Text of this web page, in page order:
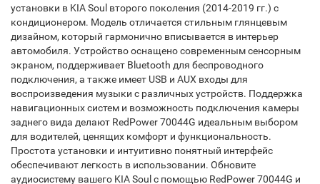
установки в KIA Soul второго поколения (2014-2019 гг.) с
кондиционером. Модель отличается стильным глянцевым
дизайном, который гармонично вписывается в интерьер
автомобиля. Устройство оснащено современным сенсорным
экраном, поддерживает Bluetooth для беспроводного
подключения, а также имеет USB и AUX входы для
воспроизведения музыки с различных устройств. Поддержка
навигационных систем и возможность подключения камеры
заднего вида делают RedPower 70044G идеальным выбором
для водителей, ценящих комфорт и функциональность.
Простота установки и интуитивно понятный интерфейс
обеспечивают легкость в использовании. Обновите
аудиосистему вашего KIA Soul с помощью RedPower 70044G и